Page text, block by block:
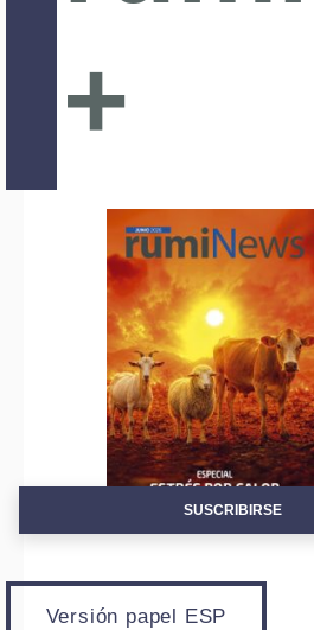
+
SUSCRIBIRSE
Versión papel ESP